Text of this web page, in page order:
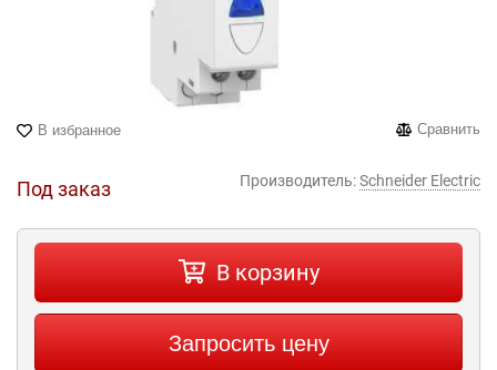
В избранное Сравнить
Под заказ Производитель:Schneider Electric
В корзину
Запросить цену